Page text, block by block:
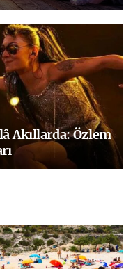
Akıllarda: Özlem